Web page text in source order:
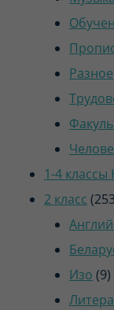
Разное
1-4 классы
2 класс 253
Изо 99